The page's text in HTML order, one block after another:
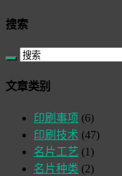
搜索
文章类别
印刷事项 (6)
印刷技术 (47)
名片工艺 (1)
名片种类 (2)